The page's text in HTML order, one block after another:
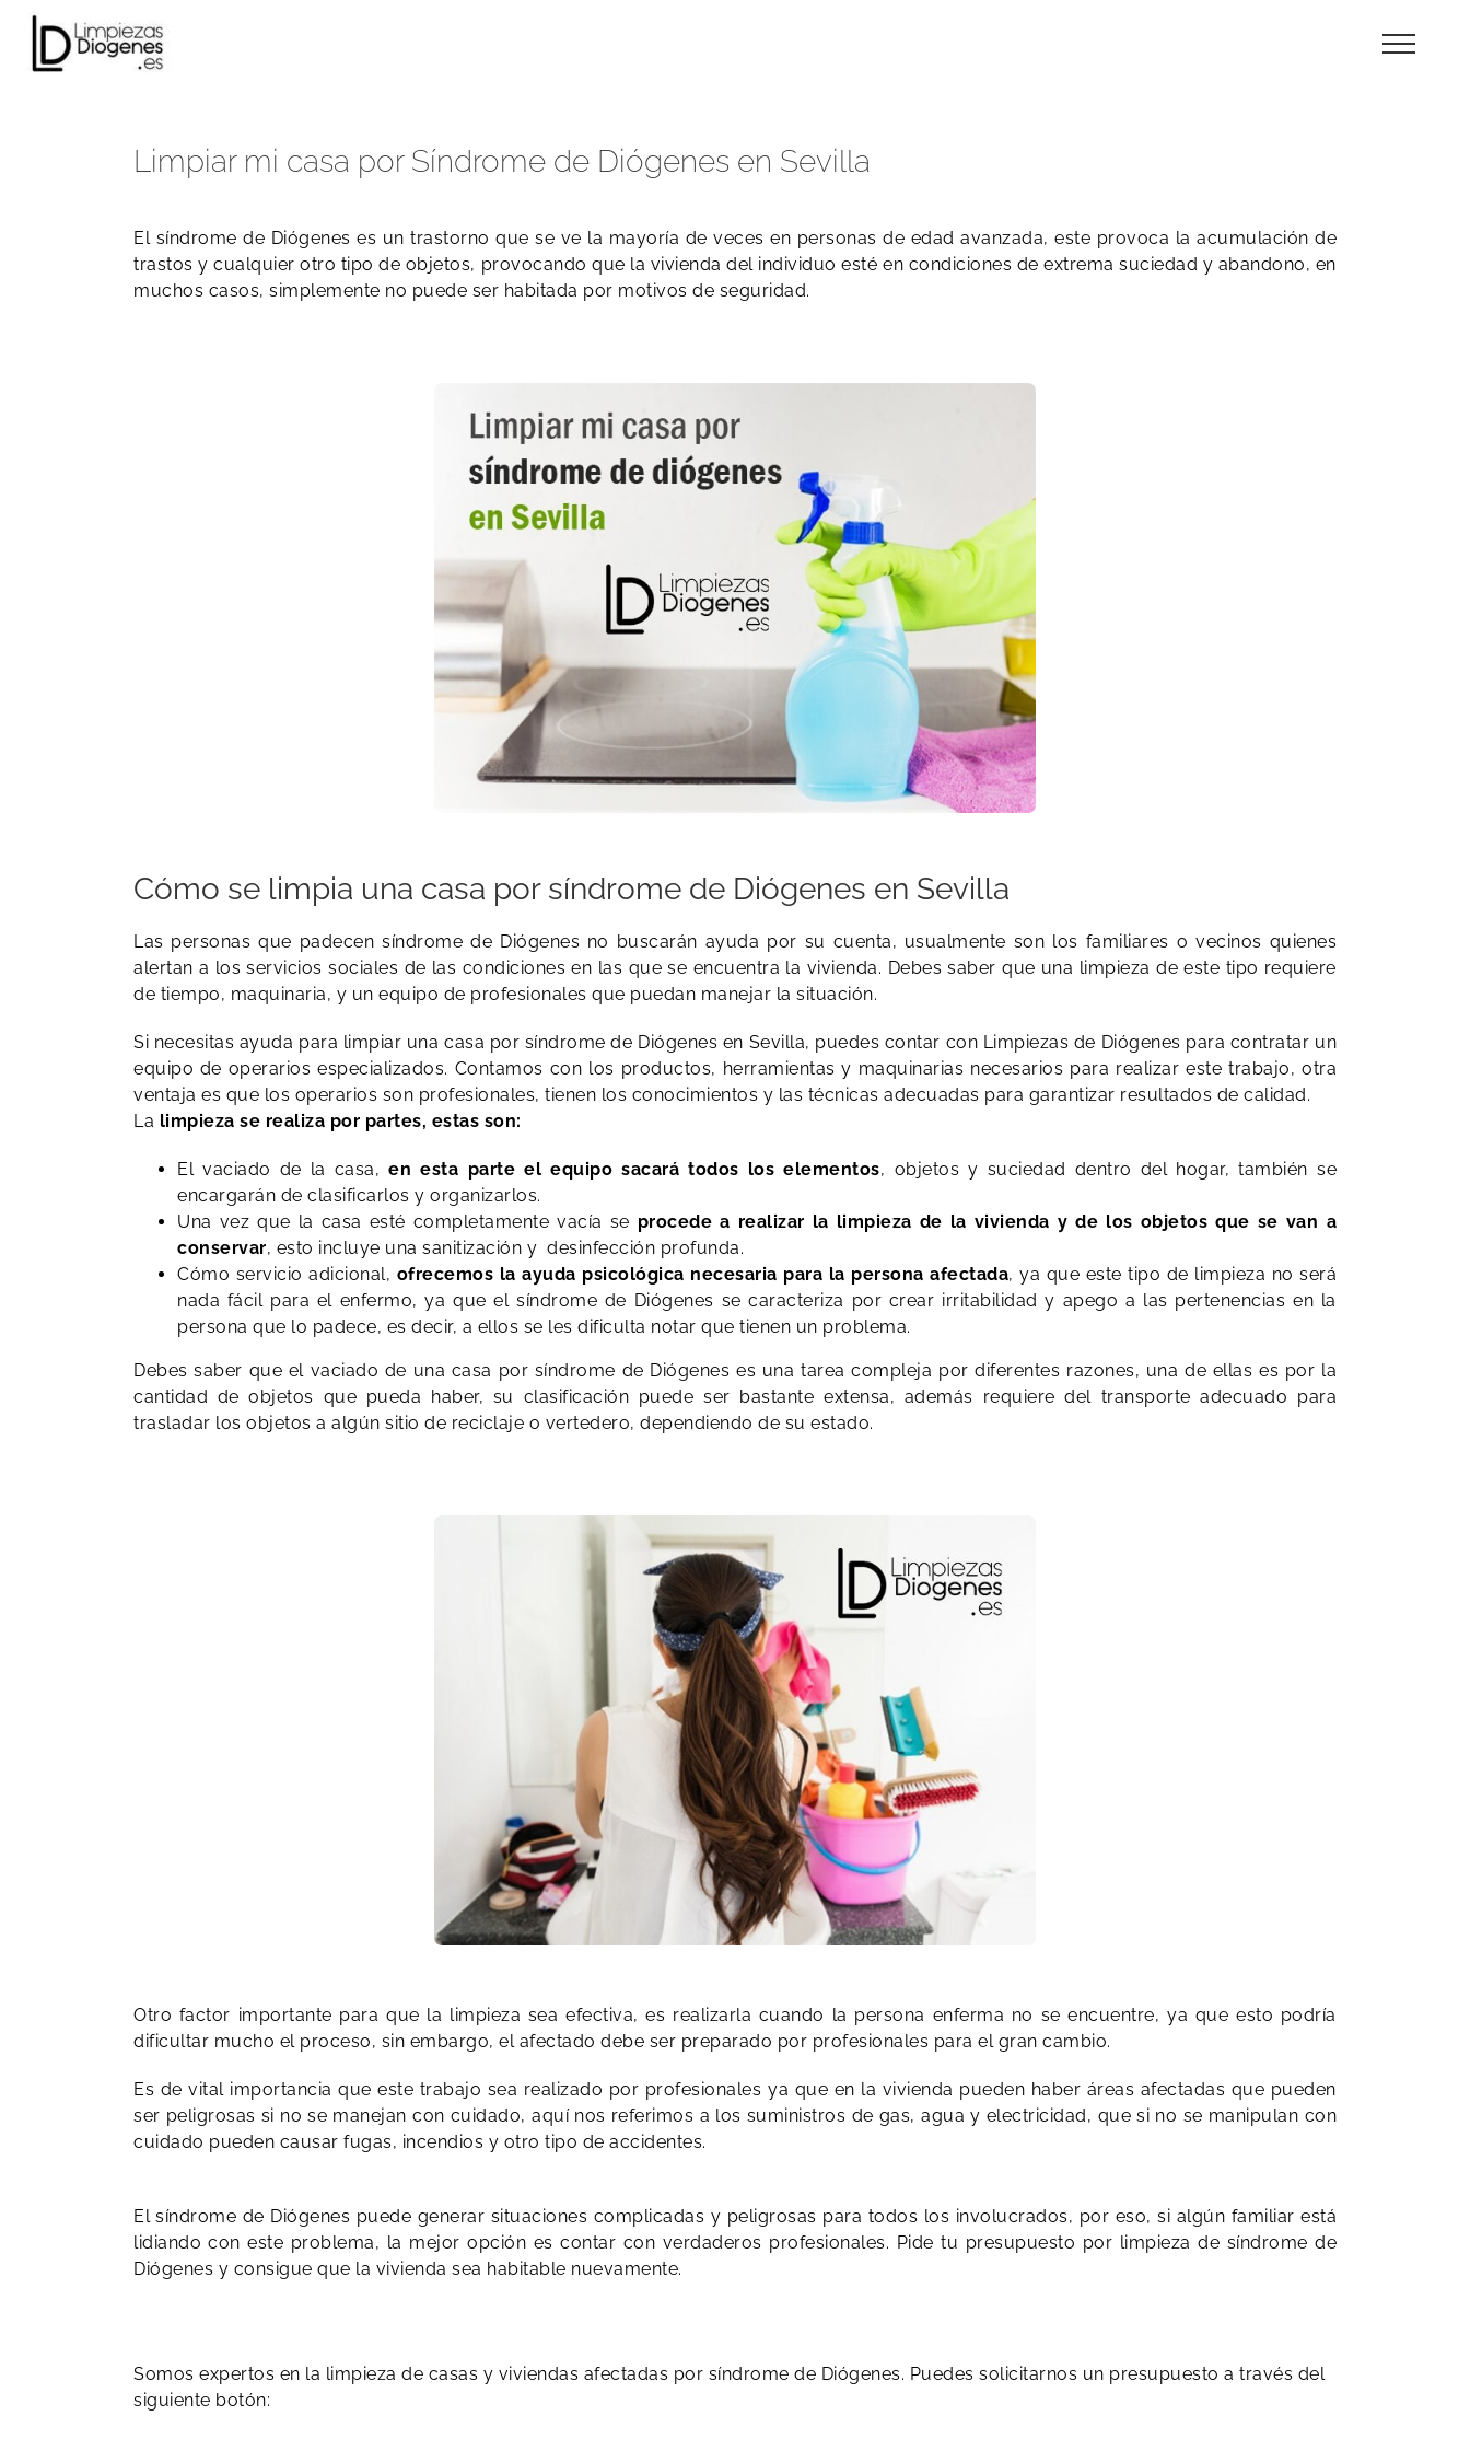
Skip
content
Limpiar mi casa por Síndrome de Diógenes en Sevilla
El síndrome de Diógenes es un trastorno que se ve la mayoría de veces en personas de edad avanzada, este provoca la acumulación de
trastos y cualquier otro tipo de objetos, provocando que la vivienda del individuo esté en condiciones de extrema suciedad y abandono, en
muchos casos, simplemente no puede ser habitada por motivos de seguridad.
Cómo se limpia una casa por síndrome de Diógenes en Sevilla
Las personas que padecen síndrome de Diógenes no buscarán ayuda por su cuenta, usualmente son los familiares o vecinos quienes
alertan a los servicios sociales de las condiciones en las que se encuentra la vivienda. Debes saber que una limpieza de este tipo requiere
de tiempo, maquinaria, y un equipo de profesionales que puedan manejar la situación.
Si necesitas ayuda para limpiar una casa por síndrome de Diógenes en Sevilla, puedes contar con Limpiezas de Diógenes para contratar un
equipo de operarios especializados. Contamos con los productos, herramientas y maquinarias necesarios para realizar este trabajo, otra
ventaja es que los operarios son profesionales, tienen los conocimientos y las técnicas adecuadas para garantizar resultados de calidad.
La limpieza se realiza por partes, estas son:
El vaciado de la casa,en esta parte el equipo sacará todos los elementos, objetos y suciedad dentro del hogar, también se
encargarán de clasificarlos y organizarlos.
Una vez que la casa esté completamente vacía se procede a realizar la limpieza de la vivienda y de los objetos que se van a
conservar, esto incluye una sanitización y desinfección profunda.
Cómo servicio adicional, ofrecemos la ayuda psicológica necesaria para la persona afectada, ya que este tipo de limpieza no será
nada fácil para el enfermo, ya que el síndrome de Diógenes se caracteriza por crear irritabilidad y apego a las pertenencias en la
persona que lo padece, es decir, a ellos se les dificulta notar que tienen un problema.
Debes saber que el vaciado de una casa por síndrome de Diógenes es una tarea compleja por diferentes razones, una de ellas es por la
cantidad de objetos que pueda haber, su clasificación puede ser bastante extensa, además requiere del transporte adecuado para
trasladar los objetos a algún sitio de reciclaje o vertedero, dependiendo de su estado.
Otro factor importante para que la limpieza sea efectiva, es realizarla cuando la persona enferma no se encuentre, ya que esto podría
dificultar mucho el proceso, sin embargo, el afectado debe ser preparado por profesionales para el gran cambio.
Es de vital importancia que este trabajo sea realizado por profesionales ya que en la vivienda pueden haber áreas afectadas que pueden
ser peligrosas si no se manejan con cuidado, aquí nos referimos a los suministros de gas, agua y electricidad, que si no se manipulan con
cuidado pueden causar fugas, incendios y otro tipo de accidentes.
El síndrome de Diógenes puede generar situaciones complicadas y peligrosas para todos los involucrados, por eso, si algún familiar está
lidiando con este problema, la mejor opción es contar con verdaderos profesionales. Pide tu presupuesto por limpieza de síndrome de
Diógenes y consigue que la vivienda sea habitable nuevamente.
Somos expertos en la limpieza de casas y viviendas afectadas por síndrome de Diógenes. Puedes solicitarnos un presupuesto a través del
siguiente botón: